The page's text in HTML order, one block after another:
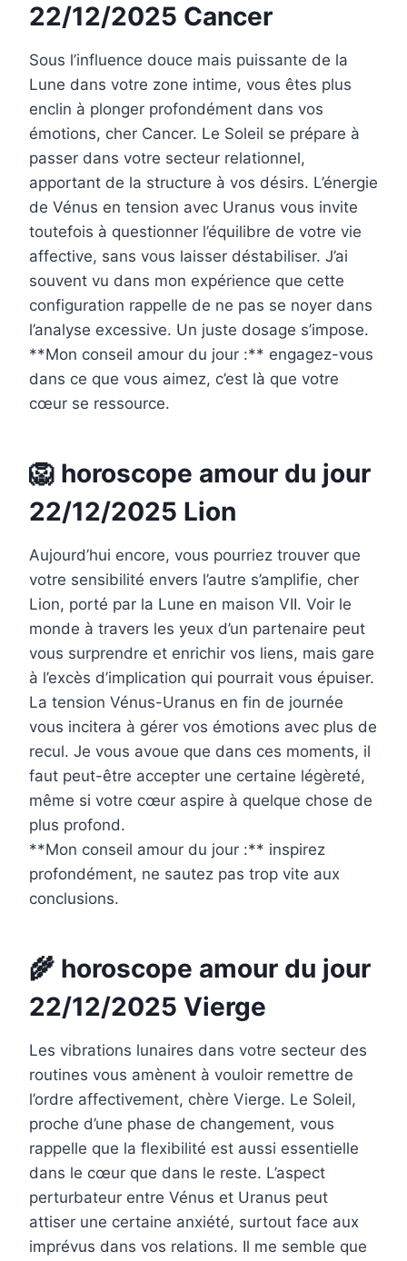
22/12/2025 Cancer
Sous l’influence douce mais puissante de la
Lune dans votre zone intime, vous êtes plus
enclin à plonger profondément dans vos
émotions, cher Cancer. Le Soleil se prépare à
passer dans votre secteur relationnel,
apportant de la structure à vos désirs. L’énergie
de Vénus en tension avec Uranus vous invite
toutefois à questionner l’équilibre de votre vie
affective, sans vous laisser déstabiliser. J’ai
souvent vu dans mon expérience que cette
configuration rappelle de ne pas se noyer dans
l’analyse excessive. Un juste dosage s’impose.
**Mon conseil amour du jour :** engagez-vous
dans ce que vous aimez, c’est là que votre
cœur se ressource.
🦁 horoscope amour du jour
22/12/2025 Lion
Aujourd’hui encore, vous pourriez trouver que
votre sensibilité envers l’autre s’amplifie, cher
Lion, porté par la Lune en maison VII. Voir le
monde à travers les yeux d’un partenaire peut
vous surprendre et enrichir vos liens, mais gare
à l’excès d’implication qui pourrait vous épuiser.
La tension Vénus-Uranus en fin de journée
vous incitera à gérer vos émotions avec plus de
recul. Je vous avoue que dans ces moments, il
faut peut-être accepter une certaine légèreté,
même si votre cœur aspire à quelque chose de
plus profond.
**Mon conseil amour du jour :** inspirez
profondément, ne sautez pas trop vite aux
conclusions.
🌾 horoscope amour du jour
22/12/2025 Vierge
Les vibrations lunaires dans votre secteur des
routines vous amènent à vouloir remettre de
l’ordre affectivement, chère Vierge. Le Soleil,
proche d’une phase de changement, vous
rappelle que la flexibilité est aussi essentielle
dans le cœur que dans le reste. L’aspect
perturbateur entre Vénus et Uranus peut
attiser une certaine anxiété, surtout face aux
imprévus dans vos relations. Il me semble que